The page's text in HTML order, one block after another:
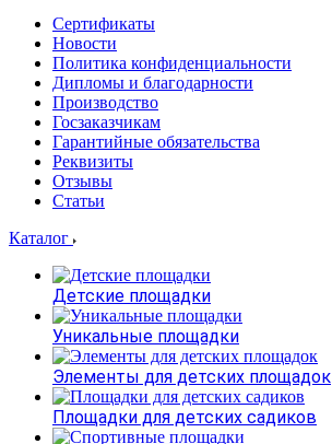
Сертификаты
Новости
Политика конфиденциальности
Дипломы и благодарности
Производство
Госзаказчикам
Гарантийные обязательства
Реквизиты
Отзывы
Статьи
Каталог
Детские площадки
Уникальные площадки
Элементы для детских площадок
Площадки для детских садиков